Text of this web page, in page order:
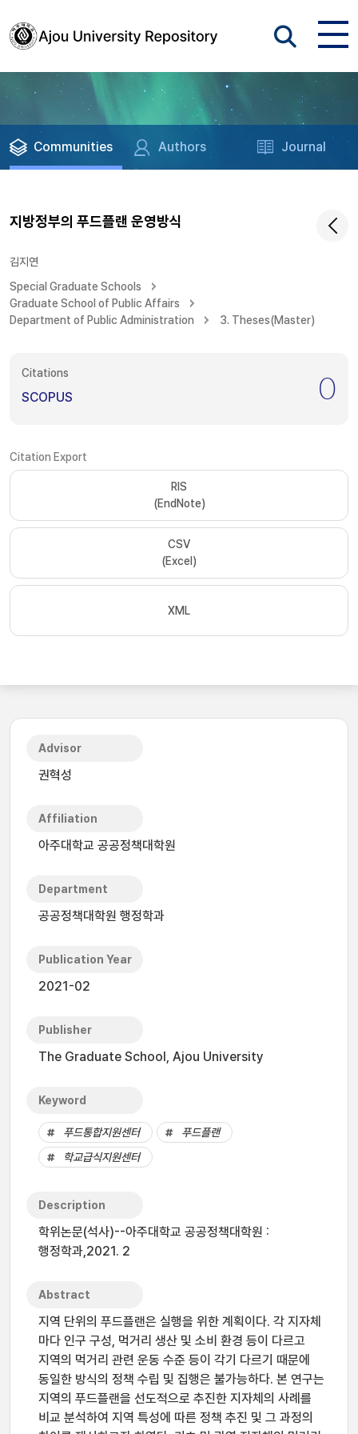
Communities Authors Journal
지방정부의 푸드플랜 운영방식
김지연
Special Graduate Schools
Graduate School of Public Affairs
Department of Public Administration
3. Theses(Master)
Citations
SCOPUS 0
Citation Export
RIS
(EndNote)
CSV
(Excel)
XML
Advisor
권혁성
Affiliation
아주대학교 공공정책대학원
Department
공공정책대학원 행정학과
Publication Year
2021-02
Publisher
The Graduate School, Ajou University
Keyword
푸드통합지원센터
푸드플랜
학교급식지원센터
Description
학위논문(석사)--아주대학교 공공정책대학원 :
행정학과,2021. 2
Abstract
지역 단위의 푸드플랜은 실행을 위한 계획이다. 각 지자체
마다 인구 구성, 먹거리 생산 및 소비 환경 등이 다르고
지역의 먹거리 관련 운동 수준 등이 각기 다르기 때문에
동일한 방식의 정책 수립 및 집행은 불가능하다. 본 연구는
지역의 푸드플랜을 선도적으로 추진한 지자체의 사례를
비교 분석하여 지역 특성에 따른 정책 추진 및 그 과정의